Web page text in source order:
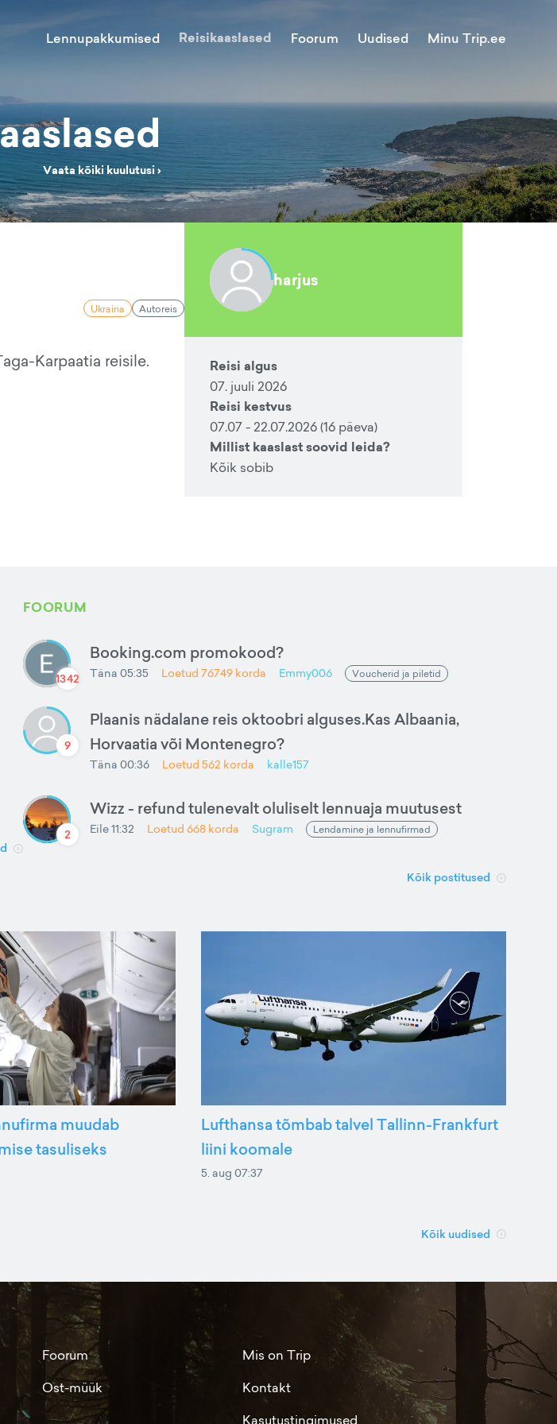
Lennupakkumised Reisikaaslased Foorum Uudised Minu Trip.ee
Vaata kõiki kuulutusi ›
Ukraina Autoreis
Karpaatia reisile.
harjus
Reisi algus
07. juuli 2026
Reisi kestvus
07.07 - 22.07.2026 (16 päeva)
Millist kaaslast soovid leida?
Kõik sobib
FOORUM
1342
Booking.com promokood?
Täna 05:35 Loetud 76749 korda Emmy006 Voucherid ja piletid
9
Plaanis nädalane reis oktoobri alguses.Kas Albaania,
Horvaatia või Montenegro?
Täna 00:36 Loetud 562 korda kalle157
2
Wizz - refund tulenevalt oluliselt lennuaja muutusest
Eile 11:32 Loetud 668 korda Sugram Lendamine ja lennufirmad
Kõik postitused
muudab
tasuliseks
Lufthansa tõmbab talvel Tallinn-Frankfurt
liini koomale
5. aug 07:37
Kõik uudised
Foorum
Ost-müük
Mis on Trip
Kontakt
Kasutustingimused